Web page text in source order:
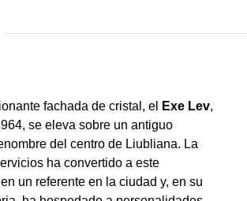
fachada de cristal, el Exe Lev,
se eleva sobre un antiguo
del centro de Liubliana. La
ha convertido a este
un referente en la ciudad y, en su